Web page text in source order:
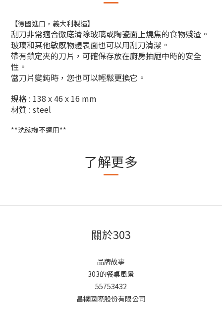
【德國進口，義大利製造】
刮刀非常適合徹底清除玻璃或陶瓷面上燒焦的食物殘渣。
玻璃和其他敏感物體表面也可以用刮刀清潔。
帶有鎖定夾的刀片，可確保存放在廚房抽屜中時的安全
性。
當刀片變鈍時，您也可以輕鬆更換它。
規格 : 138 x 46 x 16 mm
材質 : steel
**洗碗機不適用**
了解更多
關於303
品牌故事
303的餐桌風景
55753432
昌樸國際股份有限公司